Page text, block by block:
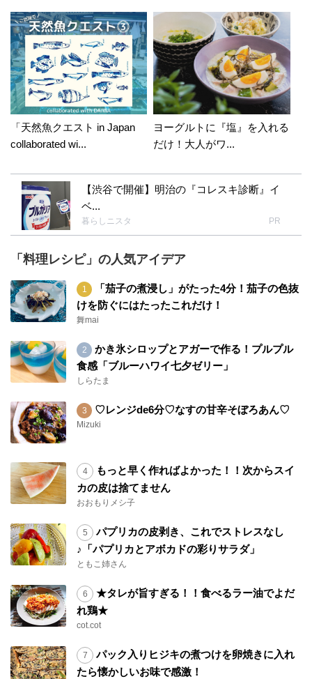
「天然魚クエスト in Japan
collaborated wi...
ヨーグルトに『塩』を入れる
だけ！大人がワ...
【渋谷で開催】明治の『コレスキ診断』イ
ベ...
暮らしニスタ PR
「料理レシピ」の人気アイデア
「茄子の煮浸し」がたった4分！茄子の色抜
けを防ぐにはたったこれだけ！
舞mai
かき氷シロップとアガーで作る！プルプル
食感「ブルーハワイ七夕ゼリー」
しらたま
♡レンジde6分♡なすの甘辛そぼろあん♡
Mizuki
もっと早く作ればよかった！！次からスイ
カの皮は捨てません
おおもりメシ子
パプリカの皮剥き、これでストレスなし
♪「パプリカとアボカドの彩りサラダ」
ともこ姉さん
★タレが旨すぎる！！食べるラー油でよだ
れ鶏★
cot.cot
パック入りヒジキの煮つけを卵焼きに入れ
たら懐かしいお味で感激！